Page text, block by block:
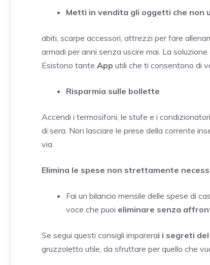
Metti in vendita gli oggetti che non
abiti, scarpe accessori, attrezzi per fare
armadi per anni senza uscire mai. La
Esistono tante App utili che ti consentono di
Risparmia sulle bollette
Accendi i termosifoni, le stufe e i condizionatori
di sera. Non lasciare le prese della corrente
via.
Elimina le spese non strettamente
Fai un bilancio mensile delle spese di
voce che puoi eliminare senza
Se segui questi consigli imparerai i segreti
gruzzoletto utile, da sfruttare per quello che